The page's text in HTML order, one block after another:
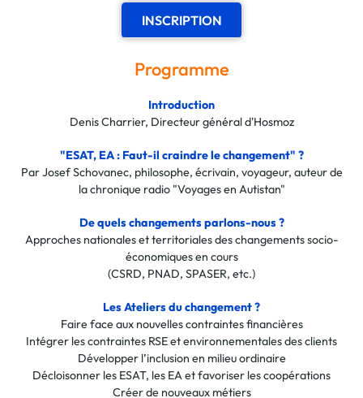
INSCRIPTION
Programme
Introduction
Denis Charrier, Directeur général d'Hosmoz
"ESAT, EA : Faut-il craindre le changement" ?
Par Josef Schovanec, philosophe, écrivain, voyageur, auteur de
la chronique radio "Voyages en Autistan"
De quels changements parlons-nous ?
Approches nationales et territoriales des changements socio-
économiques en cours
(CSRD, PNAD, SPASER, etc.)
Les Ateliers du changement ?
Faire face aux nouvelles contraintes financières
Intégrer les contraintes RSE et environnementales des clients
Développer l’inclusion en milieu ordinaire
Décloisonner les ESAT, les EA et favoriser les coopérations
Créer de nouveaux métiers